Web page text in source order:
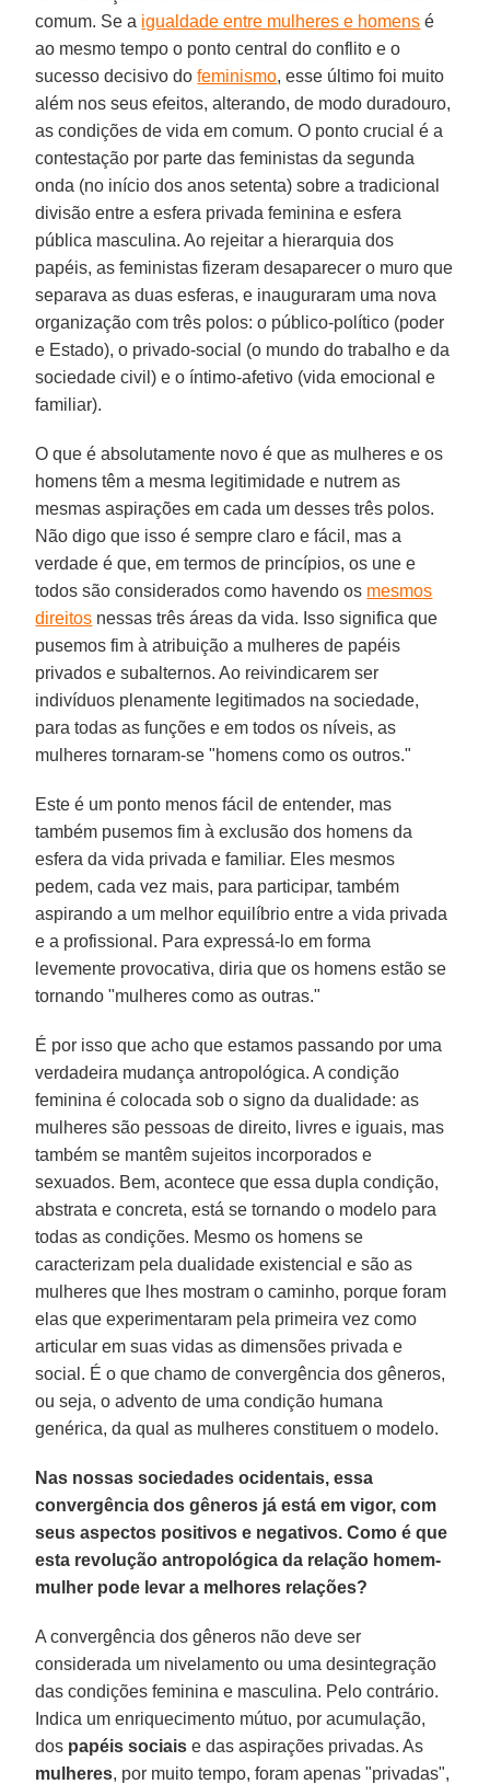
comum. Se a igualdade entre mulheres e homens é
ao mesmo tempo o ponto central do conflito e o
sucesso decisivo dofeminismo, esse último foi muito
além nos seus efeitos, alterando, de modo duradouro,
as condições de vida em comum. O ponto crucial é a
contestação por parte das feministas da segunda
onda (no início dos anos setenta) sobre a tradicional
divisão entre a esfera privada feminina e esfera
pública masculina. Ao rejeitar a hierarquia dos
papéis, as feministas fizeram desaparecer o muro que
separava as duas esferas, e inauguraram uma nova
organização com três polos: o público-político (poder
e Estado), o privado-social (o mundo do trabalho e da
sociedade civil) e o íntimo-afetivo (vida emocional e
familiar).
O que é absolutamente novo é que as mulheres e os
homens têm a mesma legitimidade e nutrem as
mesmas aspirações em cada um desses três polos.
Não digo que isso é sempre claro e fácil, mas a
verdade é que, em termos de princípios, os une e
todos são considerados como havendo os mesmos
direitos nessas três áreas da vida. Isso significa que
pusemos fim à atribuição a mulheres de papéis
privados e subalternos. Ao reivindicarem ser
indivíduos plenamente legitimados na sociedade,
para todas as funções e em todos os níveis, as
mulheres tornaram-se "homens como os outros."
Este é um ponto menos fácil de entender, mas
também pusemos fim à exclusão dos homens da
esfera da vida privada e familiar. Eles mesmos
pedem, cada vez mais, para participar, também
aspirando a um melhor equilíbrio entre a vida privada
e a profissional. Para expressá-lo em forma
levemente provocativa, diria que os homens estão se
tornando "mulheres como as outras."
É por isso que acho que estamos passando por uma
verdadeira mudança antropológica. A condição
feminina é colocada sob o signo da dualidade: as
mulheres são pessoas de direito, livres e iguais, mas
também se mantêm sujeitos incorporados e
sexuados. Bem, acontece que essa dupla condição,
abstrata e concreta, está se tornando o modelo para
todas as condições. Mesmo os homens se
caracterizam pela dualidade existencial e são as
mulheres que lhes mostram o caminho, porque foram
elas que experimentaram pela primeira vez como
articular em suas vidas as dimensões privada e
social. É o que chamo de convergência dos gêneros,
ou seja, o advento de uma condição humana
genérica, da qual as mulheres constituem o modelo.
Nas nossas sociedades ocidentais, essa
convergência dos gêneros já está em vigor, com
seus aspectos positivos e negativos. Como é que
esta revolução antropológica da relação homem-
mulher pode levar a melhores relações?
A convergência dos gêneros não deve ser
considerada um nivelamento ou uma desintegração
das condições feminina e masculina. Pelo contrário.
Indica um enriquecimento mútuo, por acumulação,
dos papéis sociais e das aspirações privadas. As
mulheres, por muito tempo, foram apenas "privadas",